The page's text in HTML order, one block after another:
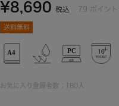
¥8,690 税込 79 ポイン
送料無料
お気に入り登録者数： 180 人